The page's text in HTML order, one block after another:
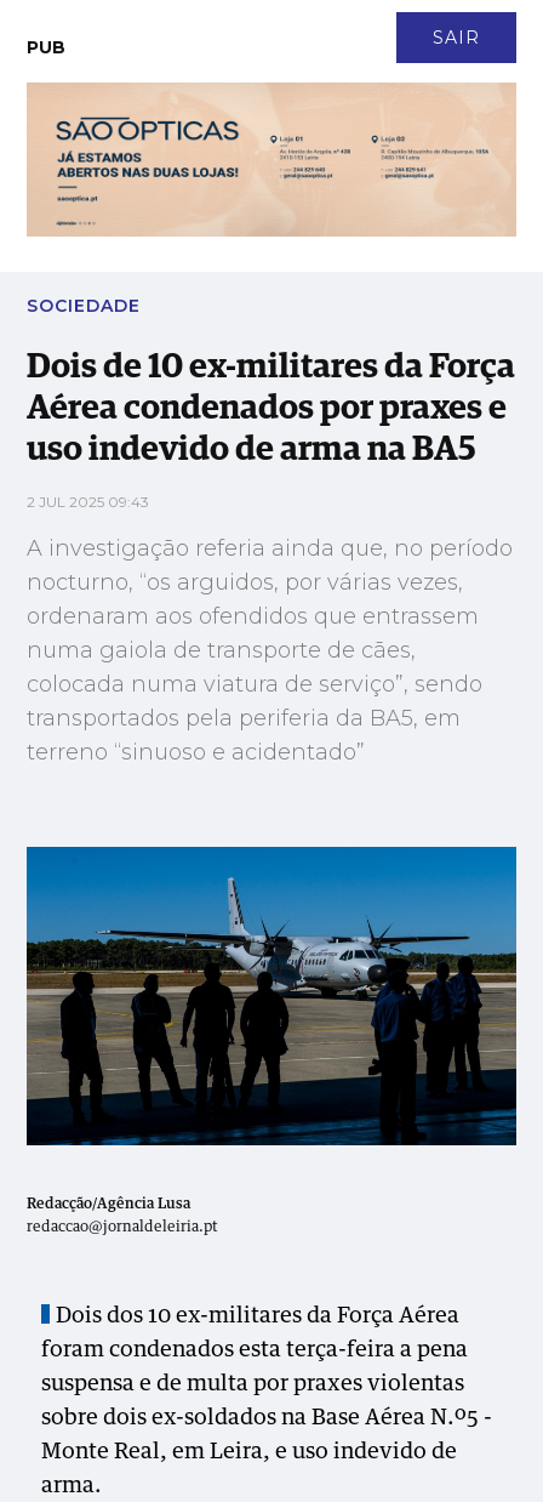
SAIR
PUB
Dois de 10 ex-militares da Força Aérea condenados por praxes
e uso indevido de arma na BA5
SOCIEDADE
Dois de 10 ex-militares da Força
Aérea condenados por praxes e
uso indevido de arma na BA5
2 JUL 2025 09:43
A investigação referia ainda que, no período
nocturno, “os arguidos, por várias vezes,
ordenaram aos ofendidos que entrassem
numa gaiola de transporte de cães,
colocada numa viatura de serviço”, sendo
transportados pela periferia da BA5, em
terreno “sinuoso e acidentado”
Redacção/Agência Lusa
redaccao@jornaldeleiria.pt
Dois dos 10 ex-militares da Força Aérea
foram condenados esta terça-feira a pena
suspensa e de multa por praxes violentas
sobre dois ex-soldados na Base Aérea N.º5 -
Monte Real, em Leira, e uso indevido de
arma.